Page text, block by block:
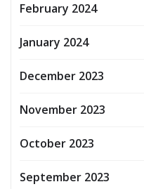
February 2024
January 2024
December 2023
November 2023
October 2023
September 2023